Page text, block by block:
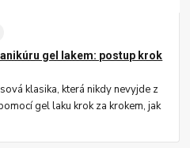
gel lakem: postup krok
klasika, která nikdy nevyjde z
gel laku krok za krokem, jak